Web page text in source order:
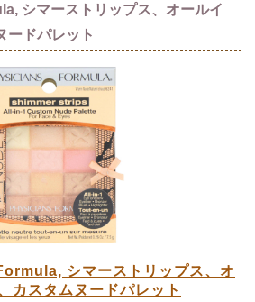
シマーストリップス、オールイ
ードパレット
シマーストリップス、オ
カスタムヌードパレット